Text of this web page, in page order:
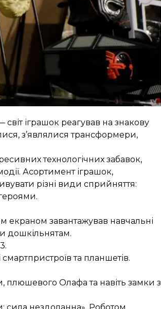
іграшок реагував на знакову
з’являлися трансформери,
технологічних забавок,
Асортимент іграшок,
різні види сприйняття:
екраном завантажував навчальні
дошкільнятам.
та планшетів.
плюшевого Олафа та навіть замки з